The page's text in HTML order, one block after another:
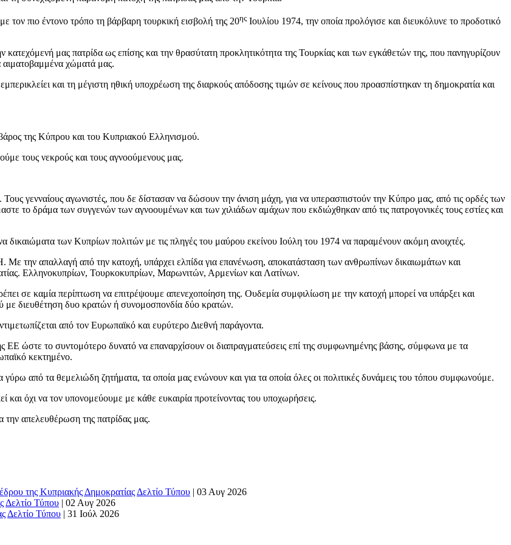
τον πιο έντονο τρόπο τη βάρβαρη τουρκική εισβολή της 20ης Ιουλίου 1974, την οποία προλόγισε και διευκόλυνε το προδοτικό
μας πατρίδα ως επίσης και την θρασύτατη προκλητικότητα της Τουρκίας και των εγκάθετών της, που πανηγυρίζουν
αιματοβαμμένα χώματά μας.
και τη μέγιστη ηθική υποχρέωση της διαρκούς απόδοσης τιμών σε κείνους που προασπίστηκαν τη δημοκρατία και
της Κύπρου και του Κυπριακού Ελληνισμού.
τους νεκρούς και τους αγνοούμενους μας.
γενναίους αγωνιστές, που δε δίστασαν να δώσουν την άνιση μάχη, για να υπερασπιστούν την Κύπρο μας, από τις ορδές των
το δράμα των συγγενών των αγνοουμένων και των χιλιάδων αμάχων που εκδιώχθηκαν από τις πατρογονικές τους εστίες και
δικαιώματα των Κυπρίων πολιτών με τις πληγές του μαύρου εκείνου Ιούλη του 1974 να παραμένουν ακόμη ανοιχτές.
την απαλλαγή από την κατοχή, υπάρχει ελπίδα για επανένωση, αποκατάσταση των ανθρωπίνων δικαιωμάτων και
Ελληνοκυπρίων, Τουρκοκυπρίων, Μαρωνιτών, Αρμενίων και Λατίνων.
σε καμία περίπτωση να επιτρέψουμε απενεχοποίηση της. Ουδεμία συμφιλίωση με την κατοχή μπορεί να υπάρξει και
με διευθέτηση δυο κρατών ή συνομοσπονδία δύο κρατών.
από τον Ευρωπαϊκό και ευρύτερο Διεθνή παράγοντα.
ΕΕ ώστε το συντομότερο δυνατό να επαναρχίσουν οι διαπραγματεύσεις επί της συμφωνημένης βάσης, σύμφωνα με τα
κεκτημένο.
από τα θεμελιώδη ζητήματα, τα οποία μας ενώνουν και για τα οποία όλες οι πολιτικές δυνάμεις του τόπου συμφωνούμε.
όχι να τον υπονομεύουμε με κάθε ευκαιρία προτείνοντας του υποχωρήσεις.
την απελευθέρωση της πατρίδας μας.
της Κυπριακής Δημοκρατίας Δελτίο Τύπου | 03 Αυγ 2026
Δελτίο Τύπου | 02 Αυγ 2026
Δελτίο Τύπου | 31 Ιούλ 2026